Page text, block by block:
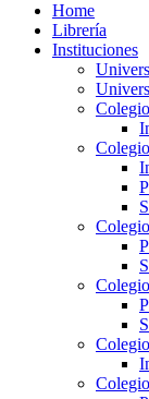
Home
Librería
Instituciones